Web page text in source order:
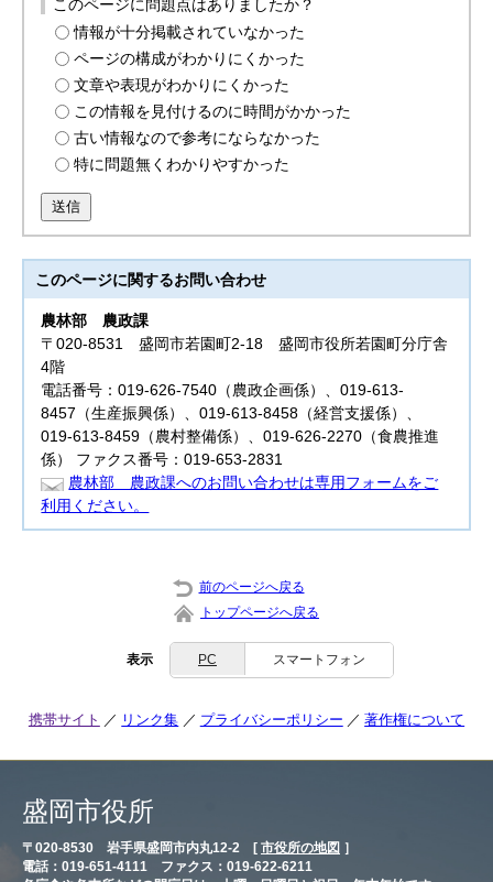
このページに問題点はありましたか？
情報が十分掲載されていなかった
ページの構成がわかりにくかった
文章や表現がわかりにくかった
この情報を見付けるのに時間がかかった
古い情報なので参考にならなかった
特に問題無くわかりやすかった
送信
このページに関するお問い合わせ
農林部 農政課
〒020-8531 盛岡市若園町2-18 盛岡市役所若園町分庁舎
4階
電話番号：019-626-7540（農政企画係）、019-613-
8457（生産振興係）、019-613-8458（経営支援係）、
019-613-8459（農村整備係）、019-626-2270（食農推進
係） ファクス番号：019-653-2831
農林部 農政課へのお問い合わせは専用フォームをご
利用ください。
前のページへ戻る
トップページへ戻る
表示 PC スマートフォン
携帯サイト リンク集 プライバシーポリシー 著作権について
盛岡市役所
〒020-8530 岩手県盛岡市内丸12-2 [ 市役所の地図 ］
電話：019-651-4111 ファクス：019-622-6211